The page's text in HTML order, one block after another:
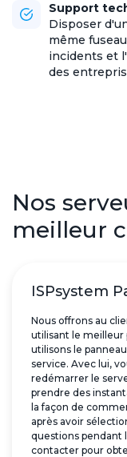
Support
Disposer
même
incidents et
des
Nos
meilleur
ISPsystem
Nous offrons au
utilisant le meilleur
utilisons le
service. Avec lui,
redémarrer le
prendre des
la façon de
après avoir
questions pendant
contacter pour